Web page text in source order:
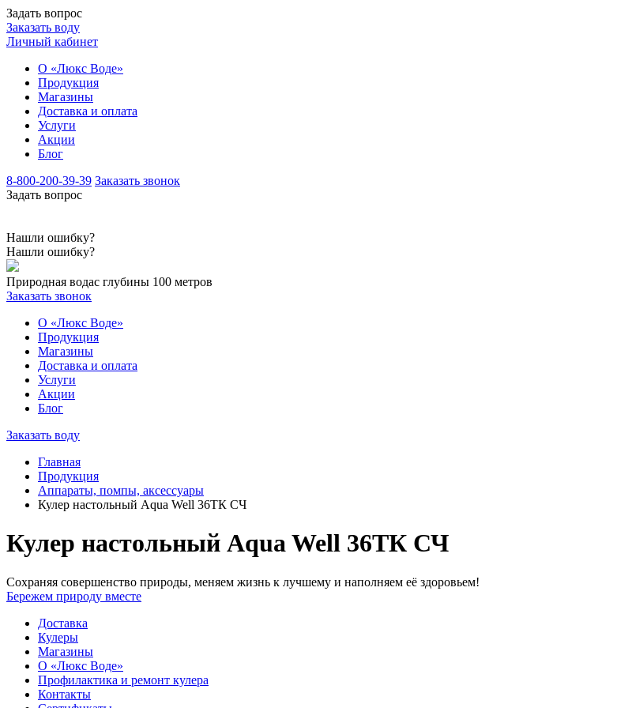
Задать вопрос
Заказать воду
Личный кабинет
О «Люкс Воде»
Продукция
Магазины
Доставка и оплата
Услуги
Акции
Блог
8-800-200-39-39 Заказать звонок
Задать вопрос
Нашли ошибку?
Нашли ошибку?
Природная водас глубины 100 метров
Заказать звонок
О «Люкс Воде»
Продукция
Магазины
Доставка и оплата
Услуги
Акции
Блог
Заказать воду
Главная
Продукция
Аппараты, помпы, аксессуары
Кулер настольный Aqua Well 36ТК СЧ
Кулер настольный Aqua Well 36ТК СЧ
Сохраняя совершенство природы, меняем жизнь к лучшему и наполняем её здоровьем!
Бережем природу вместе
Доставка
Кулеры
Магазины
О «Люкс Воде»
Профилактика и ремонт кулера
Контакты